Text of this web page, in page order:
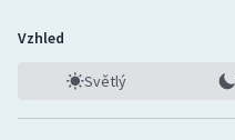
Vzhled
Světlý